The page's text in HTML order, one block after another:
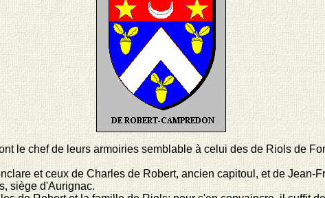
le chef de leurs armoiries semblable à celui des de Riols de
et ceux de Charles de Robert, ancien capitoul, et de Jean-
siège d'Aurignac.